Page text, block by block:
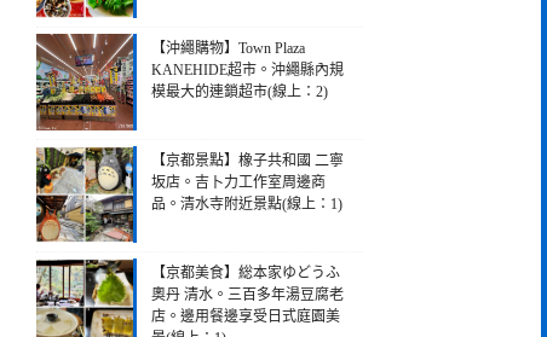
【沖繩購物】Town Plaza
KANEHIDE超市。沖繩縣內規
模最大的連鎖超市(線上：2)
【京都景點】橡子共和國 二寧
坂店。吉卜力工作室周邊商
品。清水寺附近景點(線上：1)
【京都美食】総本家ゆどうふ
奧丹 清水。三百多年湯豆腐老
店。邊用餐邊享受日式庭園美